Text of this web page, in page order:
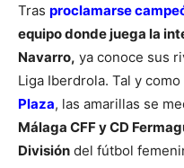
Tras proclamarse
equipo donde juega la
Navarro, ya conoce sus
Liga Iberdrola. Tal y
Plaza, las amarillas se
Málaga CFF y CD
División del fútbol